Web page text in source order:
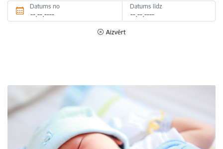
Datums no Datums līdz
Aizvērt